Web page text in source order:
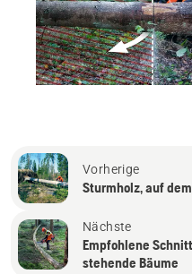
Vorherige
Sturmholz, auf
Nächste
Empfohlene
stehende Bäume